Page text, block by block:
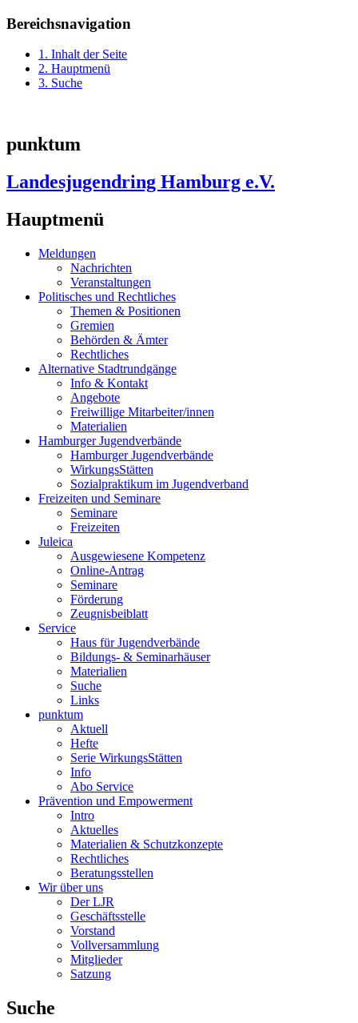
Bereichsnavigation
1. Inhalt der Seite
2. Hauptmenü
3. Suche
punktum
Landesjugendring Hamburg e.V.
Hauptmenü
Meldungen
Nachrichten
Veranstaltungen
Politisches und Rechtliches
Themen & Positionen
Gremien
Behörden & Ämter
Rechtliches
Alternative Stadtrundgänge
Info & Kontakt
Angebote
Freiwillige Mitarbeiter/innen
Materialien
Hamburger Jugendverbände
Hamburger Jugendverbände
WirkungsStätten
Sozialpraktikum im Jugendverband
Freizeiten und Seminare
Seminare
Freizeiten
Juleica
Ausgewiesene Kompetenz
Online-Antrag
Seminare
Förderung
Zeugnisbeiblatt
Service
Haus für Jugendverbände
Bildungs- & Seminarhäuser
Materialien
Suche
Links
punktum
Aktuell
Hefte
Serie WirkungsStätten
Info
Abo Service
Prävention und Empowerment
Intro
Aktuelles
Materialien & Schutzkonzepte
Rechtliches
Beratungsstellen
Wir über uns
Der LJR
Geschäftsstelle
Vorstand
Vollversammlung
Mitglieder
Satzung
Suche